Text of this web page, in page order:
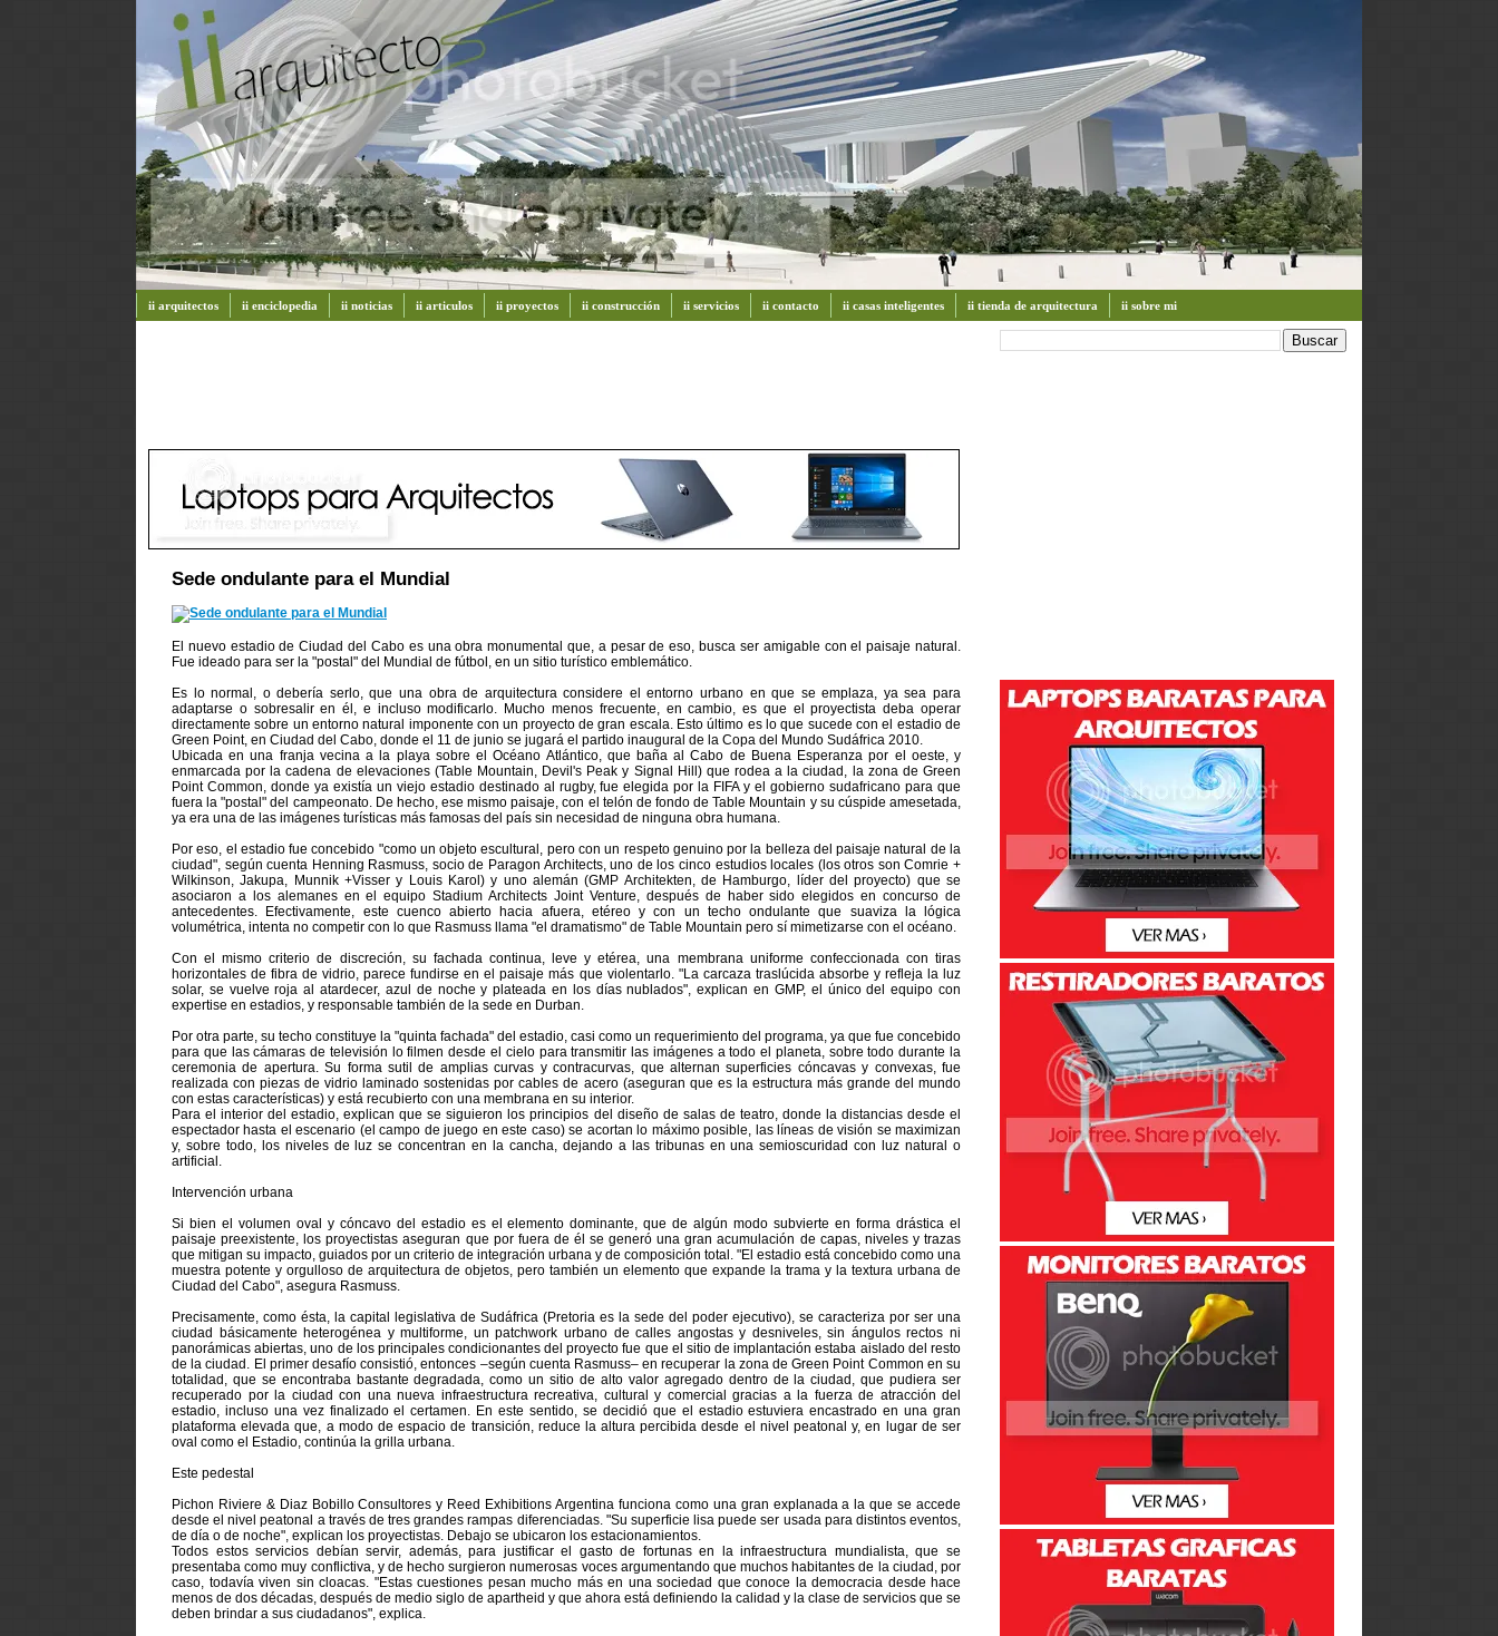
ii arquitectos ii enciclopedia ii noticias ii articulos ii proyectos ii construcción ii servicios ii contacto ii casas inteligentes ii tienda de arquitectura ii sobre mi
Sede ondulante para el Mundial
El nuevo estadio de Ciudad del Cabo es una obra monumental que, a pesar de eso, busca ser amigable con el paisaje natural.
Fue ideado para ser la "postal" del Mundial de fútbol, en un sitio turístico emblemático.
Es lo normal, o debería serlo, que una obra de arquitectura considere el entorno urbano en que se emplaza, ya sea para
adaptarse o sobresalir en él, e incluso modificarlo. Mucho menos frecuente, en cambio, es que el proyectista deba operar
directamente sobre un entorno natural imponente con un proyecto de gran escala. Esto último es lo que sucede con el estadio de
Green Point, en Ciudad del Cabo, donde el 11 de junio se jugará el partido inaugural de la Copa del Mundo Sudáfrica 2010.
Ubicada en una franja vecina a la playa sobre el Océano Atlántico, que baña al Cabo de Buena Esperanza por el oeste, y
enmarcada por la cadena de elevaciones (Table Mountain, Devil's Peak y Signal Hill) que rodea a la ciudad, la zona de Green
Point Common, donde ya existía un viejo estadio destinado al rugby, fue elegida por la FIFA y el gobierno sudafricano para que
fuera la "postal" del campeonato. De hecho, ese mismo paisaje, con el telón de fondo de Table Mountain y su cúspide amesetada,
ya era una de las imágenes turísticas más famosas del país sin necesidad de ninguna obra humana.
Por eso, el estadio fue concebido "como un objeto escultural, pero con un respeto genuino por la belleza del paisaje natural de la
ciudad", según cuenta Henning Rasmuss, socio de Paragon Architects, uno de los cinco estudios locales (los otros son Comrie +
Wilkinson, Jakupa, Munnik +Visser y Louis Karol) y uno alemán (GMP Architekten, de Hamburgo, líder del proyecto) que se
asociaron a los alemanes en el equipo Stadium Architects Joint Venture, después de haber sido elegidos en concurso de
antecedentes. Efectivamente, este cuenco abierto hacia afuera, etéreo y con un techo ondulante que suaviza la lógica
volumétrica, intenta no competir con lo que Rasmuss llama "el dramatismo" de Table Mountain pero sí mimetizarse con el océano.
Con el mismo criterio de discreción, su fachada continua, leve y etérea, una membrana uniforme confeccionada con tiras
horizontales de fibra de vidrio, parece fundirse en el paisaje más que violentarlo. "La carcaza traslúcida absorbe y refleja la luz
solar, se vuelve roja al atardecer, azul de noche y plateada en los días nublados", explican en GMP, el único del equipo con
expertise en estadios, y responsable también de la sede en Durban.
Por otra parte, su techo constituye la "quinta fachada" del estadio, casi como un requerimiento del programa, ya que fue concebido
para que las cámaras de televisión lo filmen desde el cielo para transmitir las imágenes a todo el planeta, sobre todo durante la
ceremonia de apertura. Su forma sutil de amplias curvas y contracurvas, que alternan superficies cóncavas y convexas, fue
realizada con piezas de vidrio laminado sostenidas por cables de acero (aseguran que es la estructura más grande del mundo
con estas características) y está recubierto con una membrana en su interior.
Para el interior del estadio, explican que se siguieron los principios del diseño de salas de teatro, donde la distancias desde el
espectador hasta el escenario (el campo de juego en este caso) se acortan lo máximo posible, las líneas de visión se maximizan
y, sobre todo, los niveles de luz se concentran en la cancha, dejando a las tribunas en una semioscuridad con luz natural o
artificial.
Intervención urbana
Si bien el volumen oval y cóncavo del estadio es el elemento dominante, que de algún modo subvierte en forma drástica el
paisaje preexistente, los proyectistas aseguran que por fuera de él se generó una gran acumulación de capas, niveles y trazas
que mitigan su impacto, guiados por un criterio de integración urbana y de composición total. "El estadio está concebido como una
muestra potente y orgulloso de arquitectura de objetos, pero también un elemento que expande la trama y la textura urbana de
Ciudad del Cabo", asegura Rasmuss.
Precisamente, como ésta, la capital legislativa de Sudáfrica (Pretoria es la sede del poder ejecutivo), se caracteriza por ser una
ciudad básicamente heterogénea y multiforme, un patchwork urbano de calles angostas y desniveles, sin ángulos rectos ni
panorámicas abiertas, uno de los principales condicionantes del proyecto fue que el sitio de implantación estaba aislado del resto
de la ciudad. El primer desafío consistió, entonces –según cuenta Rasmuss– en recuperar la zona de Green Point Common en su
totalidad, que se encontraba bastante degradada, como un sitio de alto valor agregado dentro de la ciudad, que pudiera ser
recuperado por la ciudad con una nueva infraestructura recreativa, cultural y comercial gracias a la fuerza de atracción del
estadio, incluso una vez finalizado el certamen. En este sentido, se decidió que el estadio estuviera encastrado en una gran
plataforma elevada que, a modo de espacio de transición, reduce la altura percibida desde el nivel peatonal y, en lugar de ser
oval como el Estadio, continúa la grilla urbana.
Este pedestal
Pichon Riviere & Diaz Bobillo Consultores y Reed Exhibitions Argentina funciona como una gran explanada a la que se accede
desde el nivel peatonal a través de tres grandes rampas diferenciadas. "Su superficie lisa puede ser usada para distintos eventos,
de día o de noche", explican los proyectistas. Debajo se ubicaron los estacionamientos.
Todos estos servicios debían servir, además, para justificar el gasto de fortunas en la infraestructura mundialista, que se
presentaba como muy conflictiva, y de hecho surgieron numerosas voces argumentando que muchos habitantes de la ciudad, por
caso, todavía viven sin cloacas. "Estas cuestiones pesan mucho más en una sociedad que conoce la democracia desde hace
menos de dos décadas, después de medio siglo de apartheid y que ahora está definiendo la calidad y la clase de servicios que se
deben brindar a sus ciudadanos", explica.